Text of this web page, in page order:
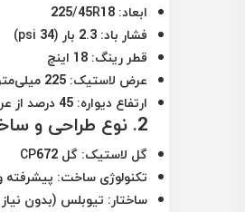
ابعاد: 225/45R18
فشار باد: 2.3 بار (34 psi)
قطر رینگ: 18 اینچ
عرض لاستیک: 225 میلی‌متر
ارتفاع دیواره: 45 درصد از عرض لاستیک
2. نوع طراحی و
گل لاستیک: گل CP672
تکنولوژی ساخت: پیشرفته
ساختار: تیوبلس (بدون